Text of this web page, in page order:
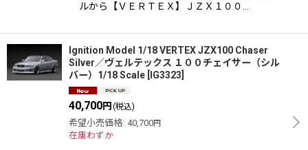
ルから【ＶＥＲＴＥＸ】ＪＺＸ１００…
Ignition Model 1/18 VERTEX JZX100 Chaser
Silver／ヴェルテックス １００チェイサー（シル
バー）1/18 Scale
IG3323
40,700円 (税込)
希望小売価格: 40,700円
在庫わずか